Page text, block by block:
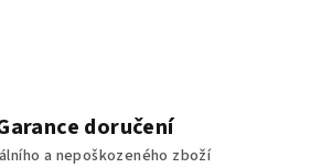
doručení
a nepoškozeného zboží